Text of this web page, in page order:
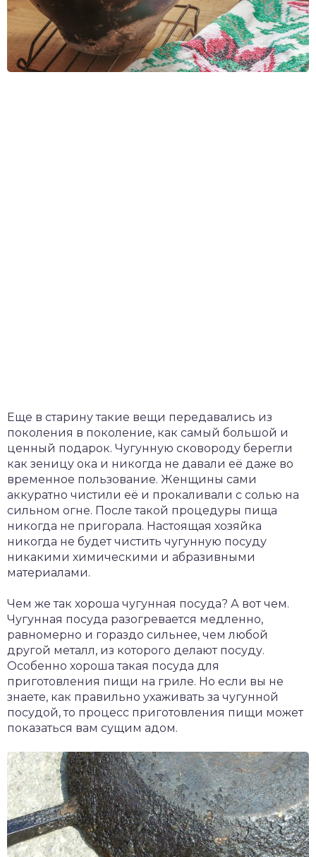
Еще в старину такие вещи передавались из
поколения в поколение, как самый большой и
ценный подарок. Чугунную сковороду берегли
как зеницу ока и никогда не давали её даже во
временное пользование. Женщины сами
аккуратно чистили её и прокаливали с солью на
сильном огне. После такой процедуры пища
никогда не пригорала. Настоящая хозяйка
никогда не будет чистить чугунную посуду
никакими химическими и абразивными
материалами.
Чем же так хороша чугунная посуда? А вот чем.
Чугунная посуда разогревается медленно,
равномерно и гораздо сильнее, чем любой
другой металл, из которого делают посуду.
Особенно хороша такая посуда для
приготовления пищи на гриле. Но если вы не
знаете, как правильно ухаживать за чугунной
посудой, то процесс приготовления пищи может
показаться вам сущим адом.